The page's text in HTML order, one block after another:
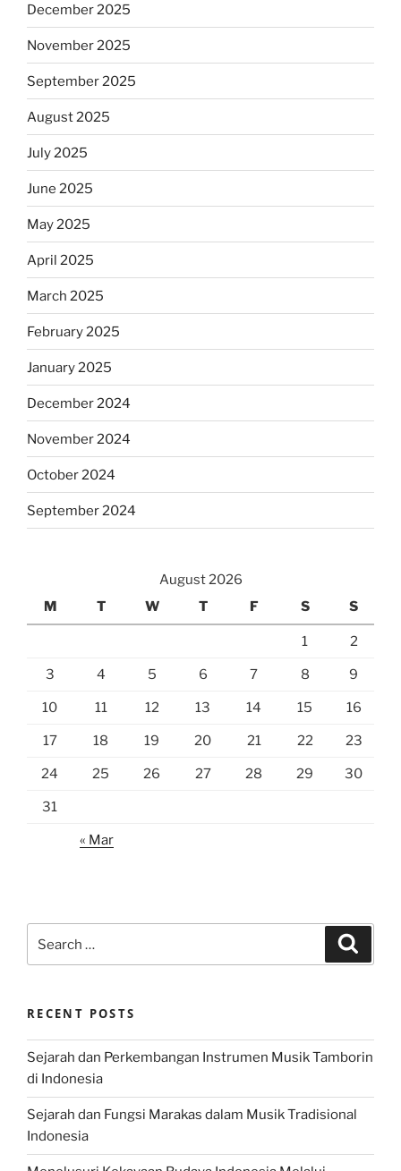
December 2025
November 2025
September 2025
August 2025
July 2025
June 2025
May 2025
April 2025
March 2025
February 2025
January 2025
December 2024
November 2024
October 2024
September 2024
August 2026
M
T W T F S S
1 2
3 4 5 6 7 8 9
10 11 12 13 14 15 16
17 18 19 20 21 22 23
24 25 26 27 28 29 30
31
« Mar
for:
RECENT POSTS
Sejarah dan Perkembangan Instrumen Musik Tamborin
di Indonesia
Sejarah dan Fungsi Marakas dalam Musik Tradisional
Indonesia